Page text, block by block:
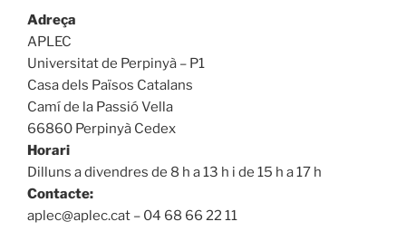
Adreça
APLEC
Universitat de Perpinyà – P1
Casa dels Països Catalans
Camí de la Passió Vella
66860 Perpinyà Cedex
Horari
Dilluns a divendres de 8 h a 13 h i de 15 h a 17 h
Contacte:
aplec@aplec.cat – 04 68 66 22 11